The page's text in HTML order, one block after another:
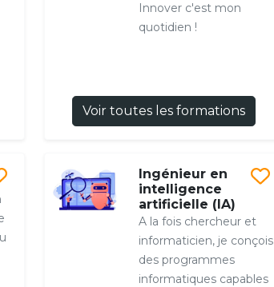
Innover c'est mon
quotidien !
Voir toutes les formations
Ingénieur en
intelligence
artificielle (IA)
A la fois chercheur et
informaticien, je conçois
des programmes
informatiques capables